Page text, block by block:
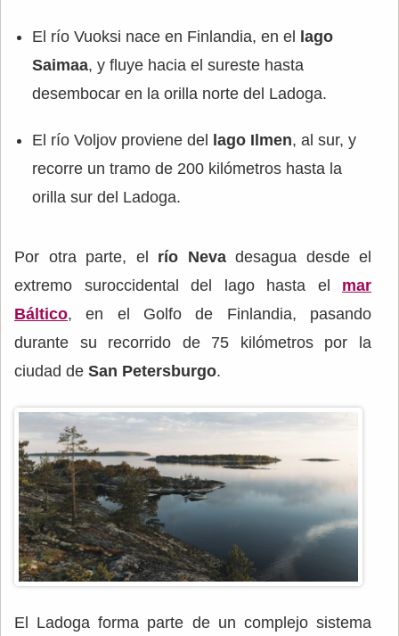
El río Vuoksi nace en Finlandia, en el
lago
Saimaa, y fluye hacia el sureste hasta
desembocar en la orilla norte del Ladoga.
El río Voljov proviene del lago Ilmen, al sur, y
recorre un tramo de 200 kilómetros hasta la
orilla sur del Ladoga.
Por otra parte, el río Nevadesagua desde el
extremo suroccidental del lago hasta el mar
Báltico, en el Golfo de Finlandia, pasando
durante su recorrido de 75 kilómetros por la
ciudad de San Petersburgo.
El Ladoga forma parte de un complejo sistema